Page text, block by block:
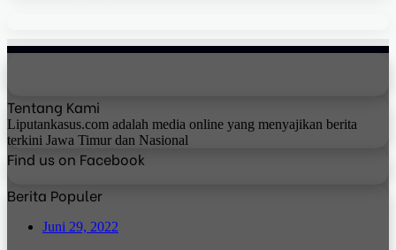
Tentang Kami
Liputankasus.com adalah media online yang menyajikan berita
terkini Jawa Timur dan Nasional
Find us on Facebook
Berita Populer
Juni 29, 2022